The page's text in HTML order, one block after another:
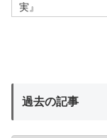
実』
過去の記事